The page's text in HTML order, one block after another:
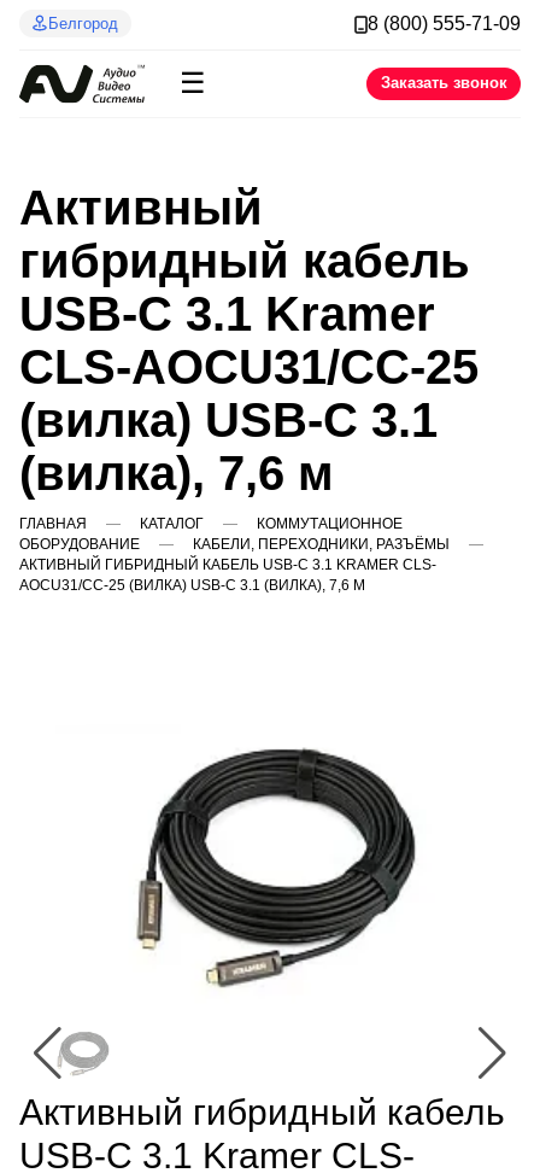
Белгород 8 (800) 555-71-09
☰ Заказать звонок
Активный
гибридный кабель
USB-C 3.1 Kramer
CLS-AOCU31/CC-25
(вилка) USB-C 3.1
(вилка), 7,6 м
ГЛАВНАЯ КАТАЛОГ
КОММУТАЦИОННОЕ
ОБОРУДОВАНИЕ
КАБЕЛИ, ПЕРЕХОДНИКИ, РАЗЪЁМЫ
АКТИВНЫЙ ГИБРИДНЫЙ КАБЕЛЬ USB-C 3.1 KRAMER CLS-
AOCU31/CC-25 (ВИЛКА) USB-C 3.1 (ВИЛКА), 7,6 М
Активный гибридный кабель
USB-C 3.1 Kramer CLS-